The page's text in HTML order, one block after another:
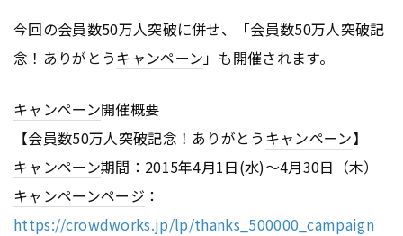
今回の会員数50万人突破に併せ、「会員数50万人突破記
念！ありがとうキャンペーン」も開催されます。
キャンペーン開催概要
【会員数50万人突破記念！ありがとう キャンペーン】
キャンペーン期間：2015年4月1日(水)～4月30日（木）
キャンペーンページ ：
https://crowdworks.jp/lp/thanks_500000_campaign